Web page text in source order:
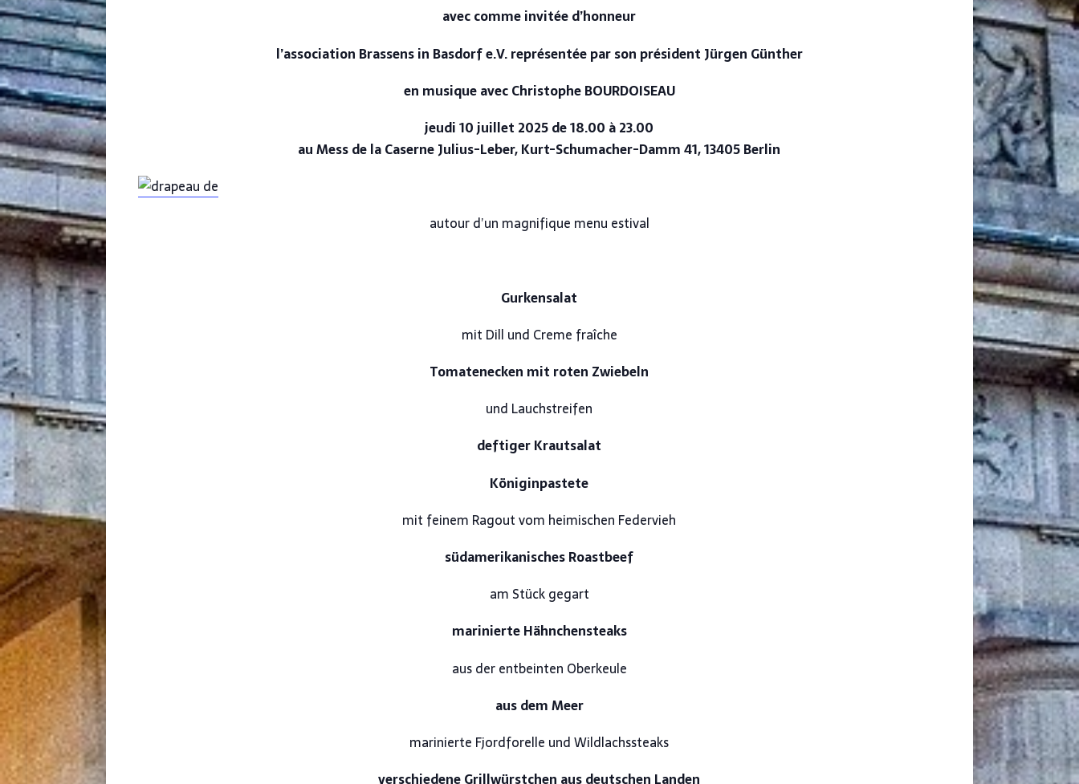
avec comme invitée d’honneur
l’association Brassens in Basdorf e.V. représentée par son président Jürgen Günther
en musique avec Christophe BOURDOISEAU
jeudi 10 juillet 2025 de 18.00 à 23.00
au Mess de la Caserne Julius-Leber, Kurt-Schumacher-Damm 41, 13405 Berlin
autour d’un magnifique menu estival
Gurkensalat
mit Dill und Creme fraîche
Tomatenecken mit roten Zwiebeln
und Lauchstreifen
deftiger Krautsalat
Königinpastete
mit feinem Ragout vom heimischen Federvieh
südamerikanisches Roastbeef
am Stück gegart
marinierte Hähnchensteaks
aus der entbeinten Oberkeule
aus dem Meer
marinierte Fjordforelle und Wildlachssteaks
verschiedene Grillwürstchen aus deutschen Landen